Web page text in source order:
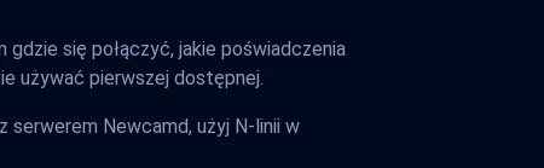
się połączyć, jakie poświadczenia
używać pierwszej dostępnej.
serwerem Newcamd, użyj N-linii w